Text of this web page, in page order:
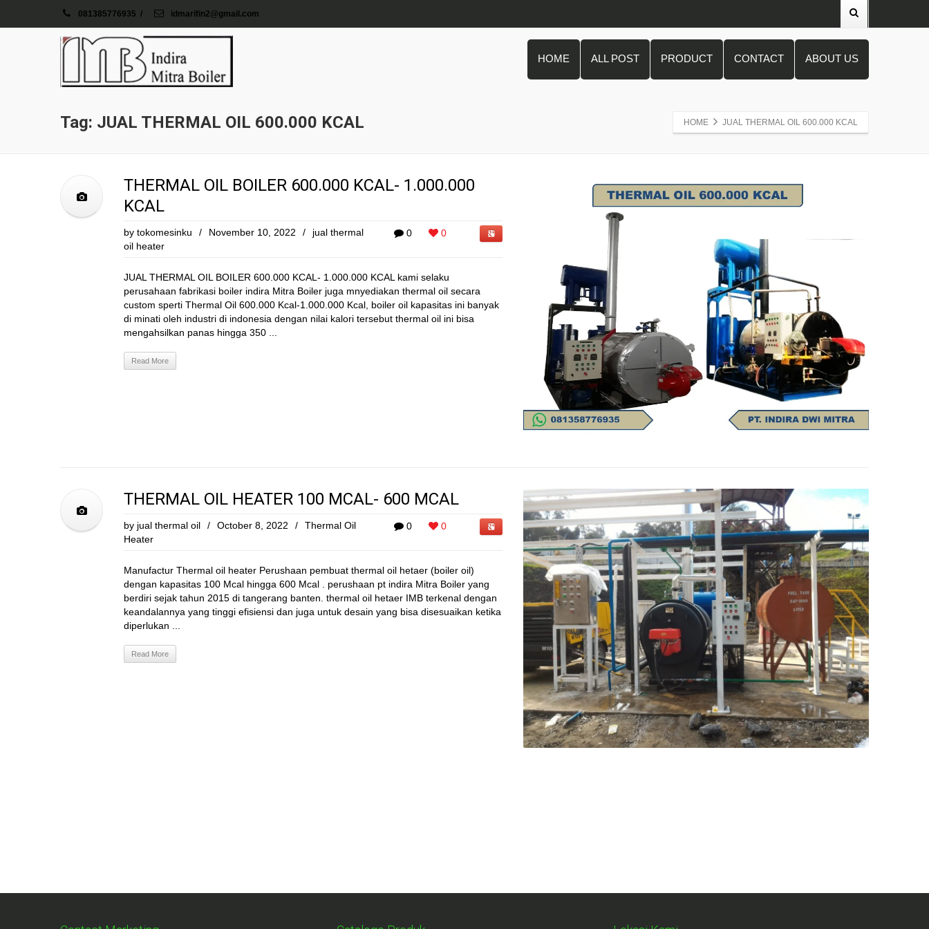
081385776935 / idmarifin2@gmail.com
HOME ALL POST PRODUCT CONTACT ABOUT US
Tag: JUAL THERMAL OIL 600.000 KCAL HOME JUAL THERMAL OIL 600.000 KCAL
THERMAL OIL BOILER 600.000 KCAL- 1.000.000
KCAL
0 0
by tokomesinku / November 10, 2022 /
jual thermal
oil heater
JUAL THERMAL OIL BOILER 600.000 KCAL- 1.000.000 KCAL kami selaku
perusahaan fabrikasi boiler indira Mitra Boiler juga mnyediakan thermal oil secara
custom sperti Thermal Oil 600.000 Kcal-1.000.000 Kcal, boiler oil kapasitas ini banyak
di minati oleh industri di indonesia dengan nilai kalori tersebut thermal oil ini bisa
mengahsilkan panas hingga 350 ...
Read More
THERMAL OIL HEATER 100 MCAL- 600 MCAL
0 0
by jual thermal oil / October 8, 2022 /
Thermal Oil
Heater
Manufactur Thermal oil heater Perushaan pembuat thermal oil hetaer (boiler oil)
dengan kapasitas 100 Mcal hingga 600 Mcal . perushaan pt indira Mitra Boiler yang
berdiri sejak tahun 2015 di tangerang banten. thermal oil hetaer IMB terkenal dengan
keandalannya yang tinggi efisiensi dan juga untuk desain yang bisa disesuaikan ketika
diperlukan ...
Read More